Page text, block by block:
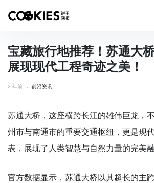
宝藏旅行地推荐！苏通大
展现现代工程奇迹之美！
2 年前 前沿资讯
苏通大桥，这座横跨长江的雄伟巨龙，
州市与南通市的重要交通枢纽，更是现
表，展现了人类智慧与自然力量的完美融
官方数据显示，苏通大桥以其超长的主